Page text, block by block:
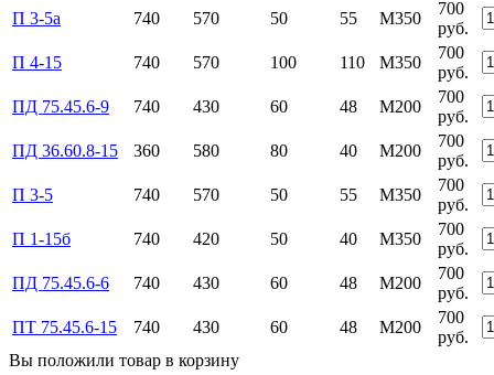
П 3-5а
740 570 50 55 М350
700
руб.
П 4-15
740 570 100 110 М350
700
руб.
ПД 75.45.6-9
740 430 60 48 М200
700
руб.
ПД 36.60.8-15
360 580 80 40 М200
700
руб.
П 3-5
740 570 50 55 М350
700
руб.
П 1-15б
740 420 50 40 М350
700
руб.
ПД 75.45.6-6
740 430 60 48 М200
700
руб.
ПТ 75.45.6-15
740 430 60 48 М200
700
руб.
Вы положили товар в корзину